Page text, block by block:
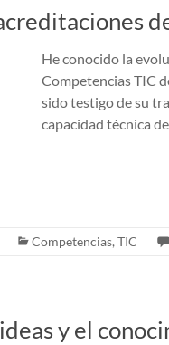
He conocido la
Competencias TIC
sido testigo de su
capacidad técnica
Competencias, TIC
y el